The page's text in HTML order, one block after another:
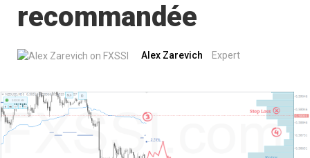
recommandée
Alex Zarevich Expert